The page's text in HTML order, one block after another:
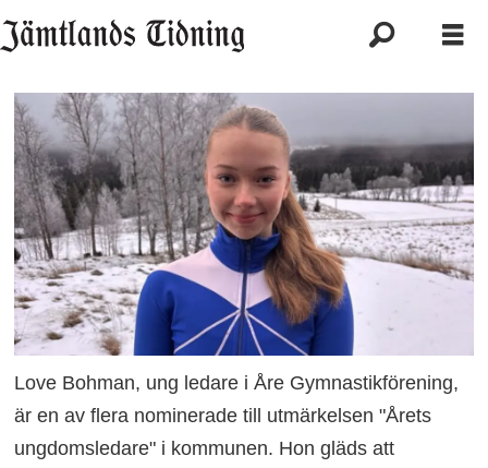
Love Bohman, ung ledare i Åre Gymnastikförening,
är en av flera nominerade till utmärkelsen "Årets
ungdomsledare" i kommunen. Hon gläds att